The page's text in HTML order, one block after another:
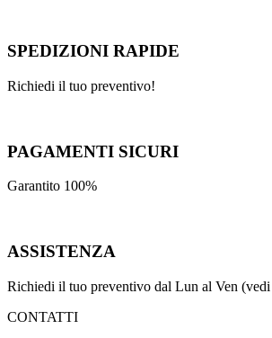
SPEDIZIONI RAPIDE
Richiedi il tuo preventivo!
PAGAMENTI SICURI
Garantito 100%
ASSISTENZA
Richiedi il tuo preventivo dal Lun al Ven
CONTATTI